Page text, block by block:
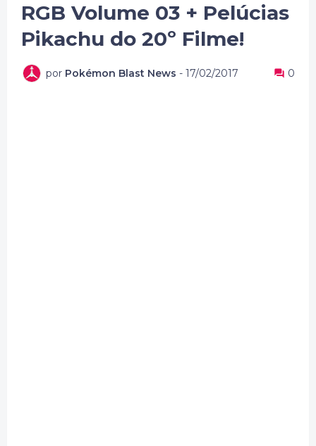
RGB Volume 03 + Pelúcias
Pikachu do 20º Filme!
por Pokémon Blast News - 17/02/2017 0